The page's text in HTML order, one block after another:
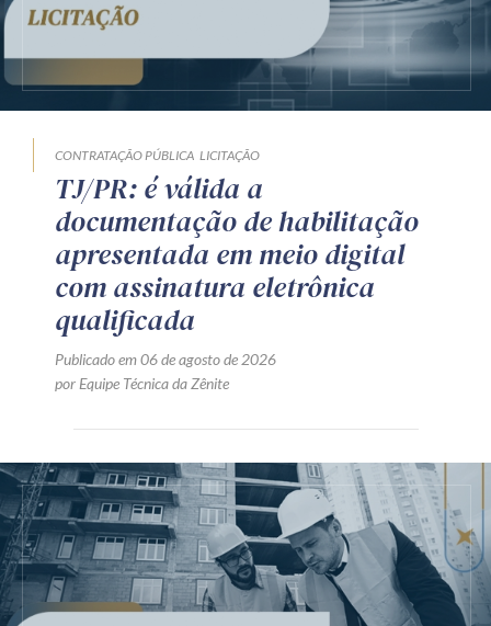
CONTRATAÇÃO PÚBLICA LICITAÇÃO
TJ/PR: é válida a
documentação de habilitação
apresentada em meio digital
com assinatura eletrônica
qualificada
Publicado em 06 de agosto de 2026
por Equipe Técnica da Zênite